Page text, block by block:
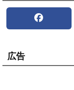
広告